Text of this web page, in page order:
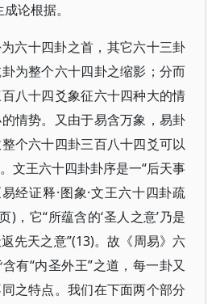
论根据。
六十四卦之首，其它六十三卦
为整个六十四卦之缩影；分而
八十四爻象征六十四种大的情
情势。又由于易含万象，易卦
个六十四卦三百八十四爻可以
文王六十四卦卦序是一“后天事
经证释·图象·文王六十四卦疏
)，它“所蕴含的‘圣人之意’乃是
先天之意”(13)。故《周易》六
有“内圣外王”之道，每一卦又
之特点。我们在下面两个部分